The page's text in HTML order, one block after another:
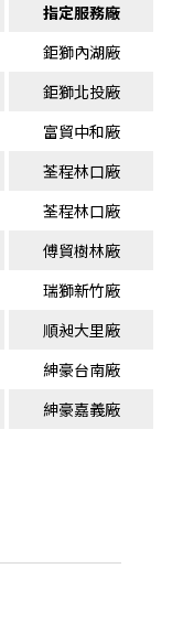
指定服務廠
鉅獅內湖廠
鉅獅北投廠
富貿中和廠
荃程林口廠
荃程林口廠
傅貿樹林廠
瑞獅新竹廠
順昶大里廠
紳豪台南廠
紳豪嘉義廠